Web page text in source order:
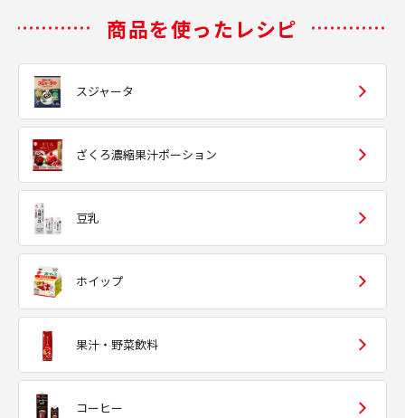
商品を使ったレシピ
スジャータ
ざくろ濃縮果汁ポーション
豆乳
ホイップ
果汁・野菜飲料
コーヒー